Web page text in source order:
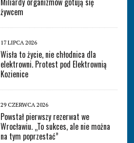
żywcem
17 LIPCA 2026
Wisła to życie, nie chłodnica dla
elektrowni. Protest pod Elektrownią
Kozienice
29 CZERWCA 2026
Powstał pierwszy rezerwat we
Wrocławiu. „To sukces, ale nie można
na tym poprzestać”